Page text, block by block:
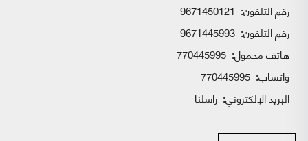
رقم التلفون: 9671450121
رقم التلفون: 9671445993
هاتف محمول: 770445995
واتساب:
البريد الإلكتروني: راسلنا